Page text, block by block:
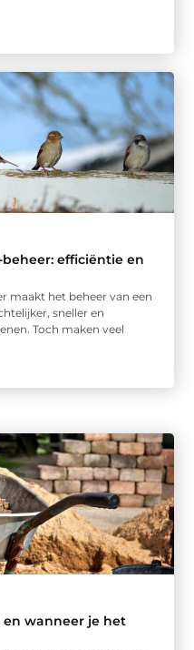
efficiëntie en
maakt het beheer van een
sneller en
Toch maken veel
wanneer je het